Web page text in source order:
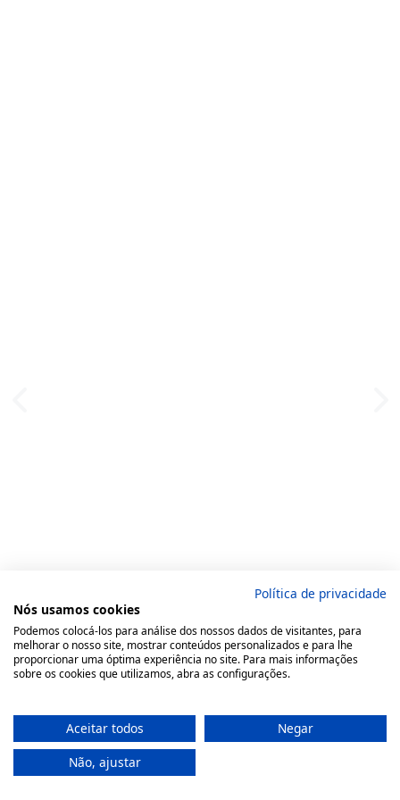
Política de privacidade
Nós usamos cookies
Podemos colocá-los para análise dos nossos dados de visitantes, para
melhorar o nosso site, mostrar conteúdos personalizados e para lhe
proporcionar uma óptima experiência no site. Para mais informações
sobre os cookies que utilizamos, abra as configurações.
Aceitar todos
Negar
Não, ajustar